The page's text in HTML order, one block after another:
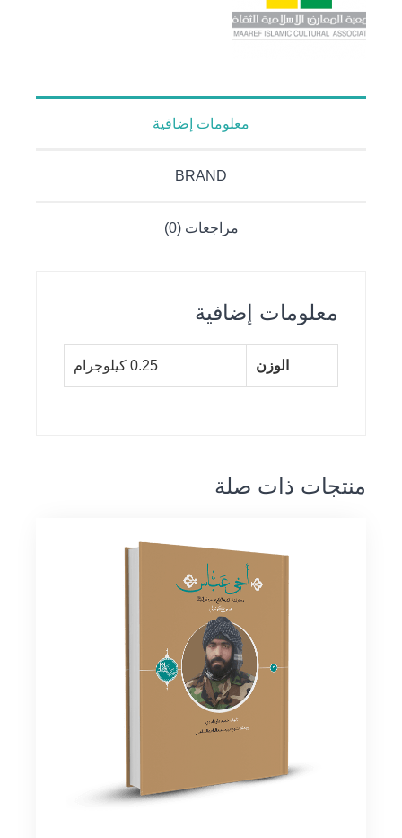
معلومات إضافية
BRAND
مراجعات (0)
معلومات إضافية
الوزن 0.25 كيلوجرام
منتجات ذات صلة